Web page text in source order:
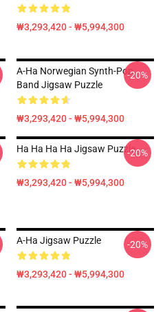
₩3,293,420 - ₩5,994,300
A-Ha Norwegian Synth-Pop
Band Jigsaw Puzzle
₩3,293,420 - ₩5,994,300
-20%
Ha Ha Ha Ha Jigsaw Puzzle
₩3,293,420 - ₩5,994,300
-20%
A-Ha Jigsaw Puzzle
₩3,293,420 - ₩5,994,300
-20%